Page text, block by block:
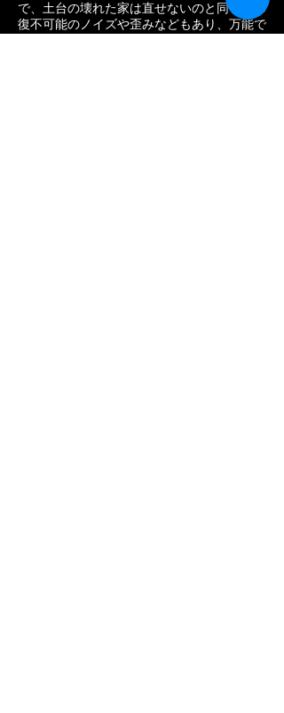
で、土台の壊れた家は直せないのと同じく修
復不可能のノイズや歪みなどもあり、万能で